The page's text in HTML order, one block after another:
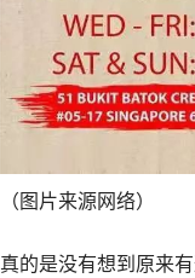
（图片来源网络）
真的是没有想到原来